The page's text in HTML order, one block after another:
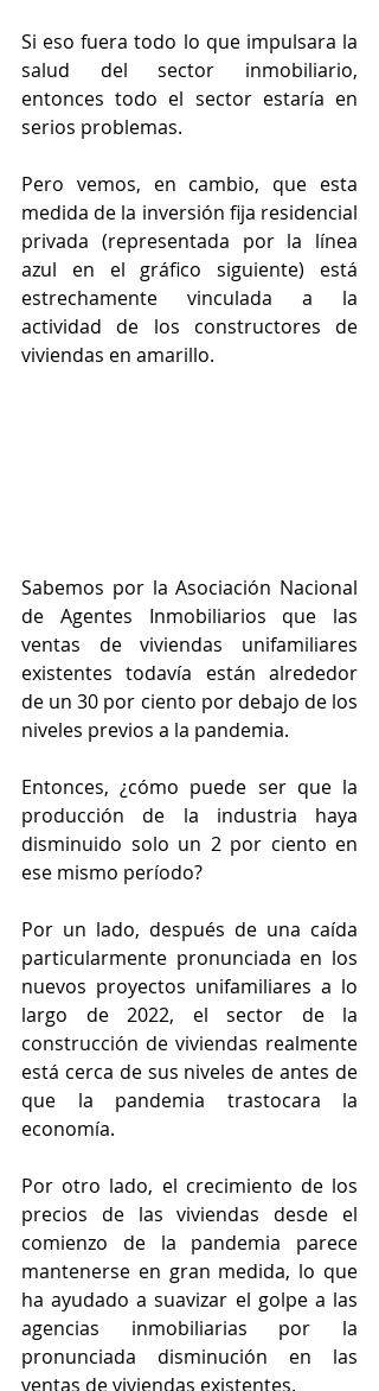
Si eso fuera todo lo que impulsara la
salud del sector inmobiliario,
entonces todo el sector estaría en
serios problemas.
Pero vemos, en cambio, que esta
medida de la inversión fija residencial
privada (representada por la línea
azul en el gráfico siguiente) está
estrechamente vinculada a la
actividad de los constructores de
viviendas en amarillo.
Sabemos por la Asociación Nacional
de Agentes Inmobiliarios que las
ventas de viviendas unifamiliares
existentes todavía están alrededor
de un 30 por ciento por debajo de los
niveles previos a la pandemia.
Entonces, ¿cómo puede ser que la
producción de la industria haya
disminuido solo un 2 por ciento en
ese mismo período?
Por un lado, después de una caída
particularmente pronunciada en los
nuevos proyectos unifamiliares a lo
largo de 2022, el sector de la
construcción de viviendas realmente
está cerca de sus niveles de antes de
que la pandemia trastocara la
economía.
Por otro lado, el crecimiento de los
precios de las viviendas desde el
comienzo de la pandemia parece
mantenerse en gran medida, lo que
ha ayudado a suavizar el golpe a las
agencias inmobiliarias por la
pronunciada disminución en las
ventas de viviendas existentes.